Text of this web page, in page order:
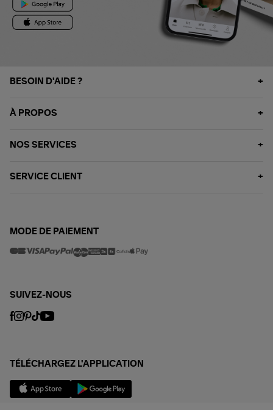
BESOIN D'AIDE ?
À PROPOS
NOS SERVICES
SERVICE CLIENT
MODE DE PAIEMENT
SUIVEZ-NOUS
TÉLÉCHARGEZ L'APPLICATION